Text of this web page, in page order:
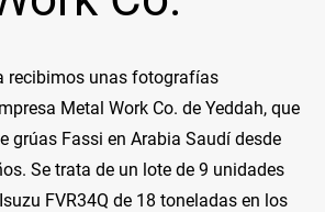
recibimos unas fotografías
Metal Work Co. de Yeddah, que
grúas Fassi en Arabia Saudí desde
Se trata de un lote de 9 unidades
FVR34Q de 18 toneladas en los